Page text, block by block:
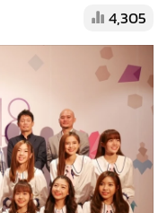
4,305